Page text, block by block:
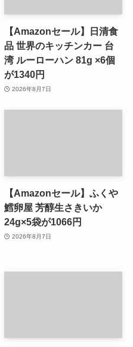
【Amazonセール】日清食
品 世界のキッチンカー 台
湾 ルーローハン 81g ×6個
が1340円
2026年8月7日
【Amazonセール】ふくや
鱈卵屋 芳醇生さきいか
24g×5袋が1066円
2026年8月7日